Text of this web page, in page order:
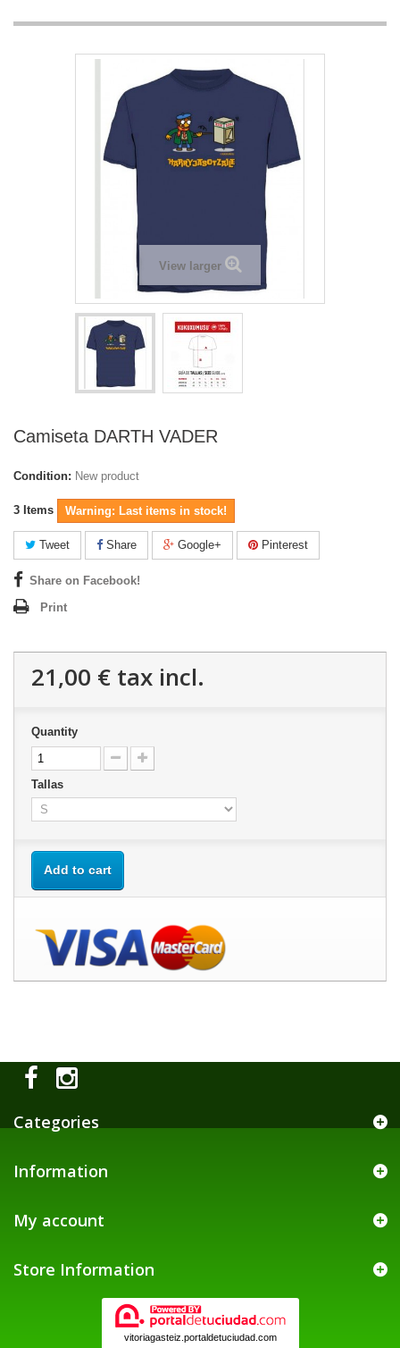
View larger
Camiseta DARTH VADER
Condition: New product
3 Items Warning: Last items in stock!
Tweet Share Google+ Pinterest
Share on Facebook!
Print
21,00 € tax incl.
Quantity
Tallas
Add to cart
Categories
Information
My account
Store Information
vitoriagasteiz.portaldetuciudad.com